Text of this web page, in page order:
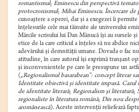
romantismul; Eminescu din perspectivă
protocronismul; Mihai Eminescu. Încercare de
cunoaştere a operei, dar şi a exegezei îi
înţelesurile cele mai tăinuite ale universului
Mărcile scrisului lui Dan Mănucă îşi au sursele
etice de la care criticul a înţeles să nu abdice
adevărului şi demnităţii umane. Dovada o fac
atitudine, în care autorul îşi exprimă tranşant
şi inconvenientele pe care le presupune un
(„Regionalismul basarabean”: concept literar
Identitate obiectivă şi identitate impusă. Cazul
de identitate literară; Regionalism şi literatură;
regionaliste în literatura română; Din nou
aromânească). Aceste intervenţii reliefează